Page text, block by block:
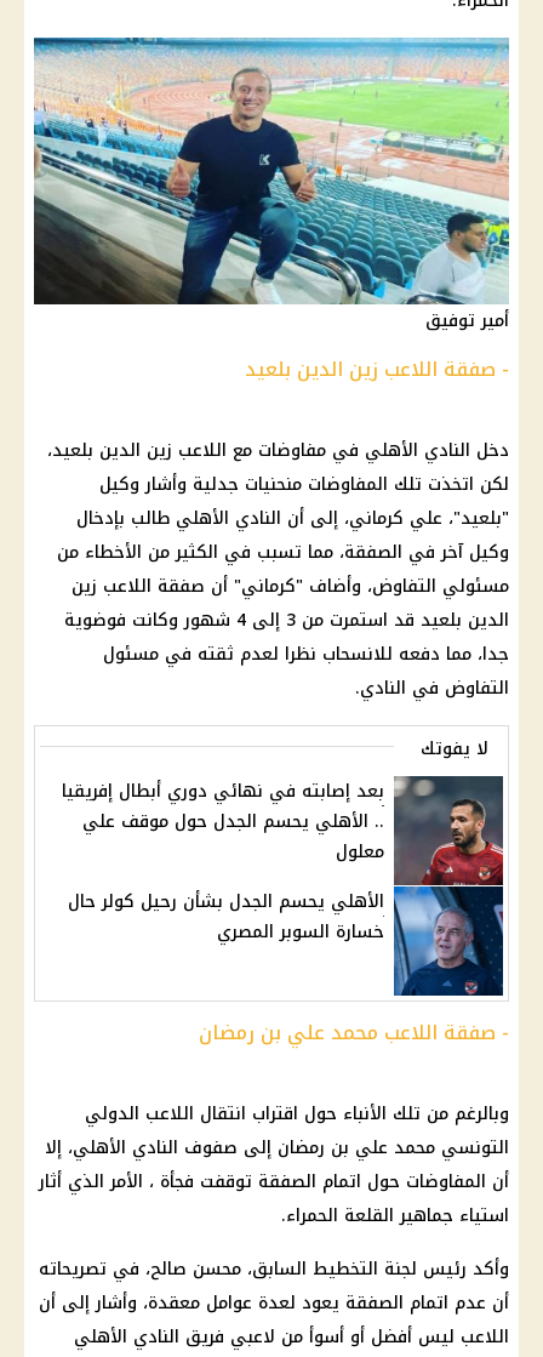
أمير توفيق
- صفقة اللاعب زين الدين بلعيد
دخل النادي الأهلي في مفاوضات مع اللاعب زين الدين بلعيد،
لكن اتخذت تلك المفاوضات منحنيات جدلية وأشار وكيل
"بلعيد"، علي كرماني، إلى أن النادي الأهلي طالب بإدخال
وكيل آخر في الصفقة، مما تسبب في الكثير من الأخطاء من
مسئولي التفاوض، وأضاف "كرماني" أن صفقة اللاعب زين
الدين بلعيد قد استمرت من 3 إلى 4 شهور وكانت فوضوية
جدا، مما دفعه للانسحاب نظرا لعدم ثقته في مسئول
التفاوض في النادي.
لا يفوتك
بعد إصابته في نهائي دوري أبطال إفريقيا
.. الأهلي يحسم الجدل حول موقف علي
معلول
الأهلي يحسم الجدل بشأن رحيل كولر حال
خسارة السوبر المصري
- صفقة اللاعب محمد علي بن رمضان
وبالرغم من تلك الأنباء حول اقتراب انتقال اللاعب الدولي
التونسي محمد علي بن رمضان إلى صفوف النادي الأهلي، إلا
أن المفاوضات حول اتمام الصفقة توقفت فجأة ، الأمر الذي أثار
استياء جماهير القلعة الحمراء.
وأكد رئيس لجنة التخطيط السابق، محسن صالح، في تصريحاته
أن عدم اتمام الصفقة يعود لعدة عوامل معقدة، وأشار إلى أن
اللاعب ليس أفضل أو أسوأ من لاعبي فريق النادي الأهلي